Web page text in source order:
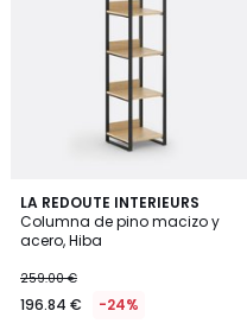
LA REDOUTE INTERIEURS
Columna de pino macizo y
acero, Hiba
259.00 €
196.84 € -24%
4,6
/ 5